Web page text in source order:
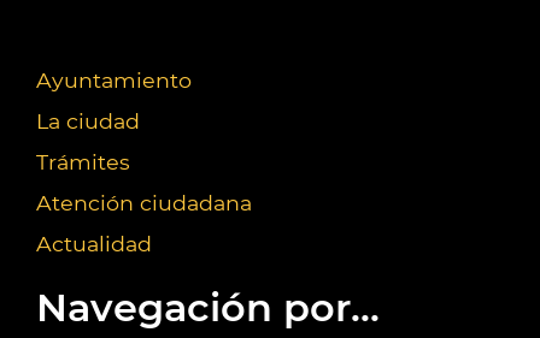
Ayuntamiento
La ciudad
Trámites
Atención ciudadana
Actualidad
Navegación por...